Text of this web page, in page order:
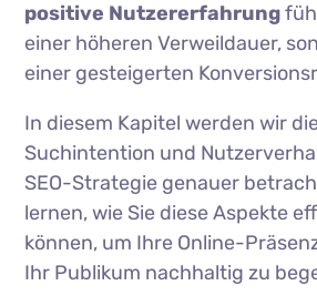
positive Nutzererfahrung
einer höheren Verweildauer,
einer gesteigerten
In diesem Kapitel werden wir
Suchintention und
SEO-Strategie genauer
lernen, wie Sie diese Aspekte
können, um Ihre Online-
Ihr Publikum nachhaltig zu